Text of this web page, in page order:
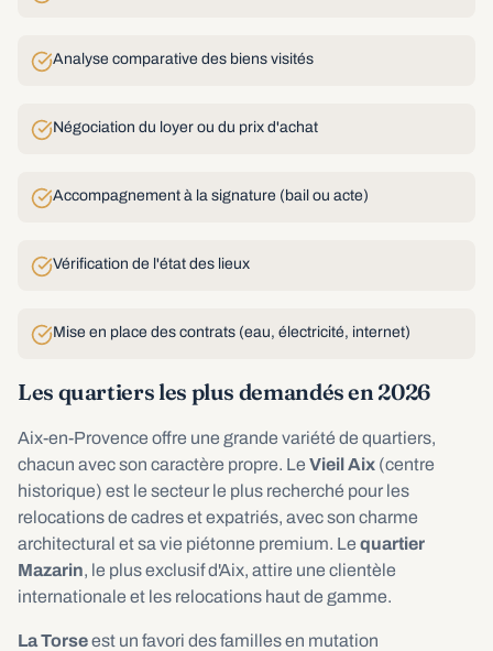
Analyse comparative des biens visités
Négociation du loyer ou du prix d'achat
Accompagnement à la signature (bail ou acte)
Vérification de l'état des lieux
Mise en place des contrats (eau, électricité, internet)
Les quartiers les plus demandés en 2026
Aix-en-Provence offre une grande variété de quartiers,
chacun avec son caractère propre. Le Vieil Aix (centre
historique) est le secteur le plus recherché pour les
relocations de cadres et expatriés, avec son charme
architectural et sa vie piétonne premium. Le quartier
Mazarin, le plus exclusif d'Aix, attire une clientèle
internationale et les relocations haut de gamme.
La Torseest un favori des familles en mutation